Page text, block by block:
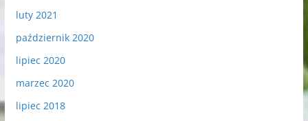
luty 2021
październik 2020
lipiec 2020
marzec 2020
lipiec 2018